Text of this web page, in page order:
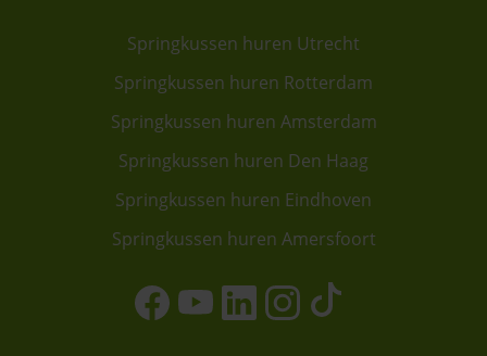
Springkussen huren Utrecht
Springkussen huren Rotterdam
Springkussen huren Amsterdam
Springkussen huren Den Haag
Springkussen huren Eindhoven
Springkussen huren Amersfoort